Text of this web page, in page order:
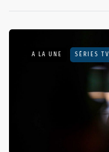
A LA UNE SÉRIES TV